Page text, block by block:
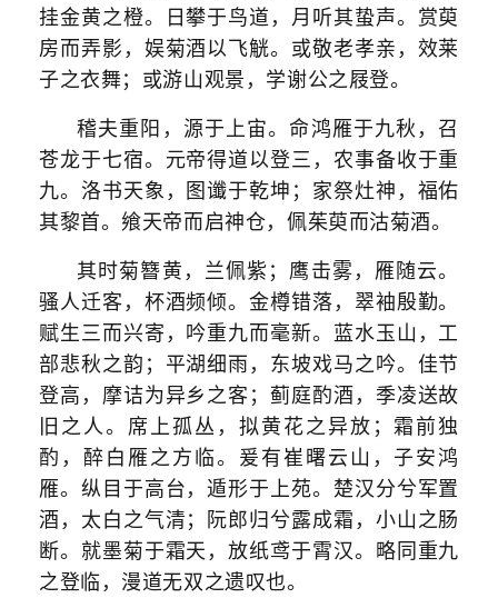
挂金黄之橙。日攀于鸟道，月听其蛰声。赏萸
房而弄影，娱菊酒以飞觥。或敬老孝亲，效莱
子之衣舞；或游山观景，学谢公之屐登。
稽夫重阳，源于上宙。命鸿雁于九秋，召
苍龙于七宿。元帝得道以登三，农事备收于重
九。洛书天象，图谶于乾坤；家祭灶神，福佑
其黎首。飨天帝而启神仓，佩茱萸而沽菊酒。
其时菊簪黄，兰佩紫；鹰击雾，雁随云。
骚人迁客，杯酒频倾。金樽错落，翠袖殷勤。
赋生三而兴寄，吟重九而毫新。蓝水玉山，工
部悲秋之韵；平湖细雨，东坡戏马之吟。佳节
登高，摩诘为异乡之客；蓟庭酌酒，季凌送故
旧之人。席上孤丛，拟黄花之异放；霜前独
酌，醉白雁之方临。爰有崔曙云山，子安鸿
雁。纵目于高台，遁形于上苑。楚汉分兮军置
酒，太白之气清；阮郎归兮露成霜，小山之肠
断。就墨菊于霜天，放纸鸢于霄汉。略同重九
之登临，漫道无双之遗叹也。